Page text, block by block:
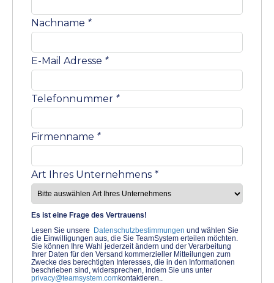
Nachname *
E-Mail Adresse *
Telefonnummer *
Firmenname *
Art Ihres Unternehmens *
Es ist eine Frage des Vertrauens!
Lesen Sie unsere Datenschutzbestimmungen und wählen Sie
die Einwilligungen aus, die Sie TeamSystem erteilen möchten.
Sie können Ihre Wahl jederzeit ändern und der Verarbeitung
Ihrer Daten für den Versand kommerzieller Mitteilungen zum
Zwecke des berechtigten Interesses, die in den Informationen
beschrieben sind, widersprechen, indem Sie uns unter
privacy@teamsystem.comkontaktieren..